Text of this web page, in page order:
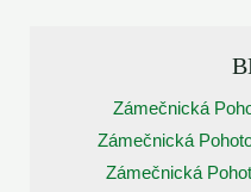
Zámečnická
Zámečnická
Zámečnická